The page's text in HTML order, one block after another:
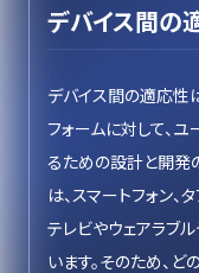
デバイス間の
デバイス間の適応性
フォームに対して、
るための設計と開発
は、スマートフォン、
テレビやウェアラブ
います。そのため、